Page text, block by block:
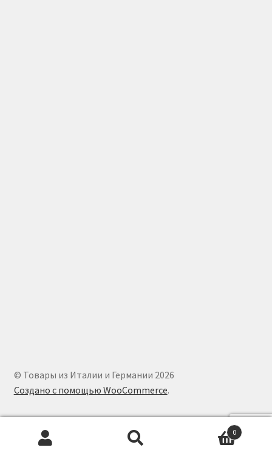
© Товары из Италии и Германии 2026
Создано с помощью WooCommerce.
0